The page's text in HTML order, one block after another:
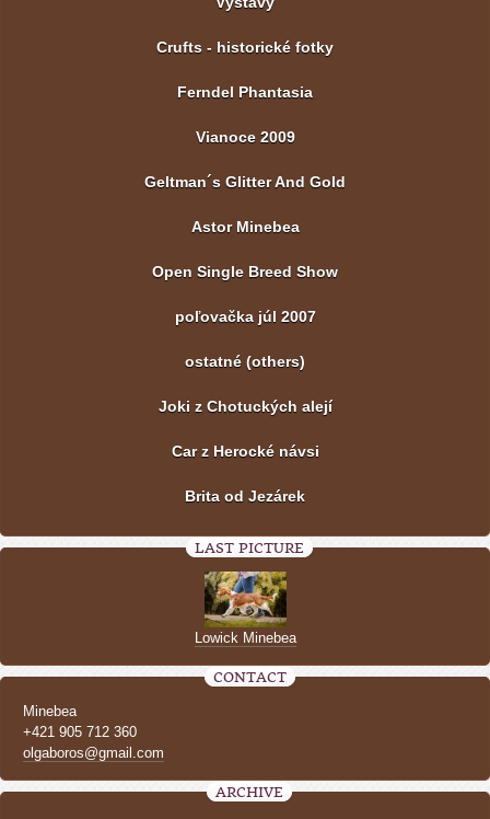
Crufts - historické fotky
Ferndel Phantasia
Vianoce 2009
Geltman´s Glitter And Gold
Astor Minebea
Open Single Breed Show
poľovačka júl 2007
ostatné (others)
Joki z Chotuckých alejí
Car z Herocké návsi
Brita od Jezárek
LAST PICTURE
Lowick Minebea
CONTACT
Minebea
+421 905 712 360
olgaboros@gmail.com
ARCHIVE